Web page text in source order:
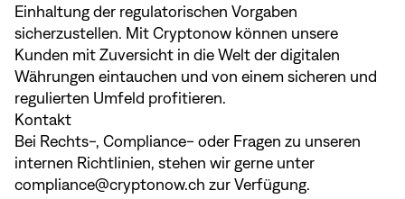
Einhaltung der regulatorischen Vorgaben
sicherzustellen. Mit Cryptonow können unsere
Kunden mit Zuversicht in die Welt der digitalen
Währungen eintauchen und von einem sicheren und
regulierten Umfeld profitieren.
Kontakt
Bei Rechts-, Compliance- oder Fragen zu unseren
internen Richtlinien, stehen wir gerne unter
compliance@cryptonow.ch zur Verfügung.